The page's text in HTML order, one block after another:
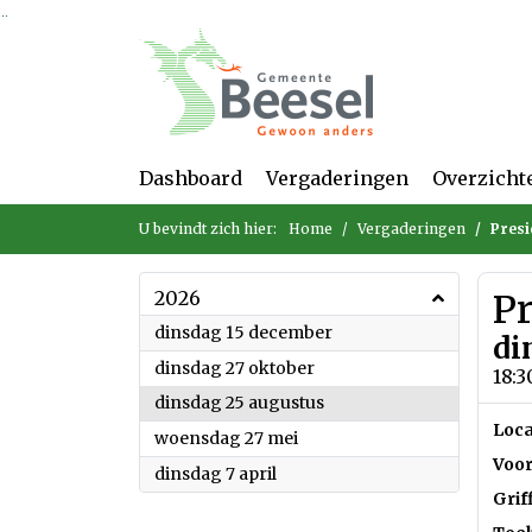
Ga naar de inhoud van deze pagina
Dashboard Vergaderingen
U bevindt zich hier: Home Vergaderingen
2026
dinsdag 15 december2026
dinsdag 27 oktober2026
dinsdag 25 augustus2026
woensdag 27 mei
dinsdag 7 april